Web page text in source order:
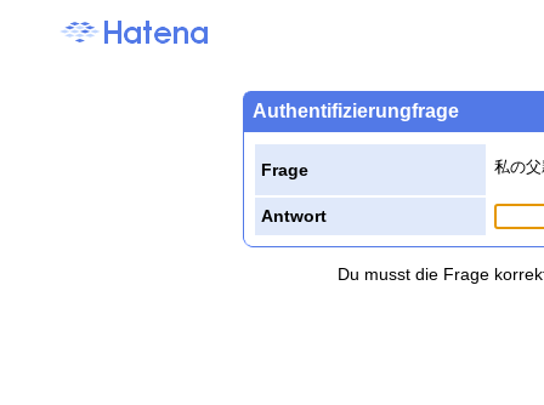
Authentifizierungfrage
Frage 私の
Antwort
Du musst die Frage